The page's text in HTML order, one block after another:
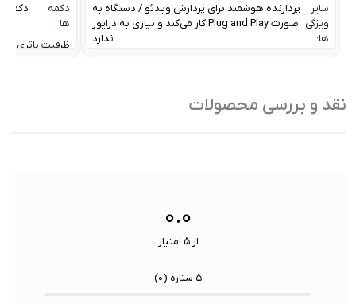
سایر
ویژگی
ها:
پردازنده هوشمند برای پردازش ویدئو / دستگاه به
صورت Plug and Play کار می‌کند و نیازی به درایور
ندارد
پورت:
1*USB-C / 2*HDMI / 1*AUX 3.5mm / 1*
دکمه
ها :
دکمه
ظرفیت باتری:
نقد و بررسی محصولات
۰.۰
از ۵ امتیاز
۵ ستاره ( ۰)